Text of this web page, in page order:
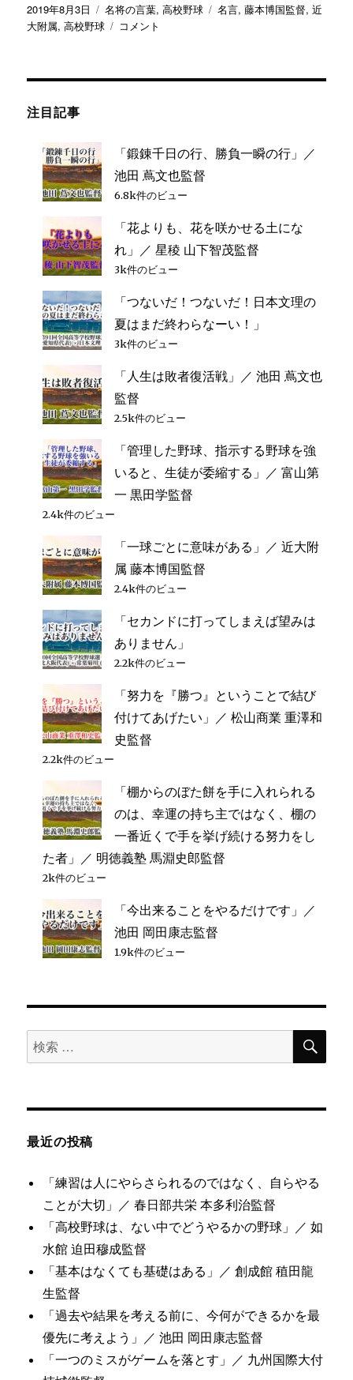
投
稿
2019年8月3日
カ
テ
ー
名将の言葉,高校野球
タ
名言,藤本博国監督,近
大附属,高校野球
「一
と
あ
る」
／
大
属
藤
博
国
監
に
コメント
注目記事
「鍛錬千日の行、勝負一瞬の行」／
池田 蔦文也監督
6.8k件のビュー
「花よりも、花を咲かせる土にな
れ」／ 星稜 山下智茂監督
3k件のビュー
「つないだ！つないだ！日本文理の
夏はまだ終わらなーい！」
3k件のビュー
「人生は敗者復活戦」／ 池田 蔦文也
監督
2.5k件のビュー
「管理した野球、指示する野球を強
いると、生徒が委縮する」／ 富山第
一 黒田学監督
2.4k件のビュー
「一球ごとに意味がある」／ 近大附
属 藤本博国監督
2.4k件のビュー
「セカンドに打ってしまえば望みは
ありません」
2.2k件のビュー
「努力を『勝つ』ということで結び
付けてあげたい」／ 松山商業 重澤和
史監督
2.2k件のビュー
「棚からのぼた餅を手に入れられる
のは、幸運の持ち主ではなく、棚の
一番近くで手を挙げ続ける努力をし
た者」／ 明徳義塾 馬淵史郎監督
2k件のビュー
「今出来ることをやるだけです」／
池田 岡田康志監督
1.9k件のビュー
検
索
象:
検
最近の投稿
「練習は人にやらさられるのではなく、自らやる
ことが大切」／ 春日部共栄 本多利治監督
「高校野球は、ない中でどうやるかの野球」／ 如
水館 迫田穆成監督
「基本はなくても基礎はある」／ 創成館 稙田龍
生監督
「過去や結果を考える前に、今何ができるかを最
優先に考えよう」／ 池田 岡田康志監督
「一つのミスがゲームを落とす」／ 九州国際大付